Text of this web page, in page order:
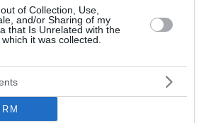
of Collection, Use,
and/or Sharing of my
that Is Unrelated with the
it was collected.
- Αναλυτικά το πρόγραμμα:
δούμε τους αθλητές και τις
Αυγούστου μέχρι και την Κυριακή 16
στο Μπέρμιγχαμ στην
Πρωτάθλημα Στίβου. Η Ελλάδα θα